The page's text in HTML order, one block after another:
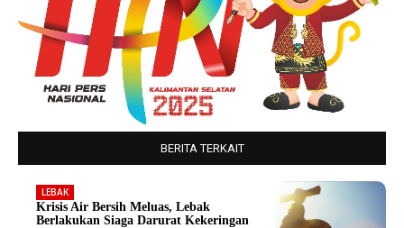
BERITA TERKAIT
LEBAK
Krisis Air Bersih Meluas, Lebak
Berlakukan Siaga Darurat Kekeringan